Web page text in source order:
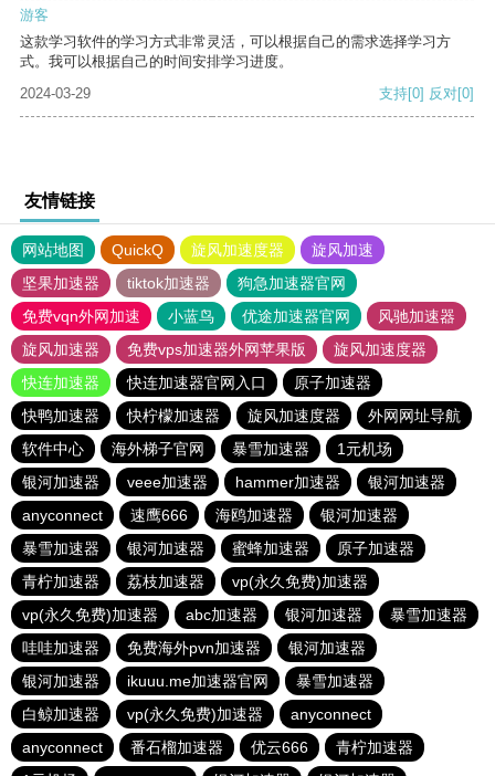
游客
这款学习软件的学习方式非常灵活，可以根据自己的需求选择学习方
式。我可以根据自己的时间安排学习进度。
2024-03-29
支持[0] 反对[0]
友情链接
网站地图 QuickQ 旋风加速度器
旋风加速
坚果加速器
tiktok加速器
狗急加速器官网
免费vqn外网加速
小蓝鸟 优途加速器官网
风驰加速器
旋风加速器
免费vps加速器外网苹果版
旋风加速度器
快连加速器
快连加速器官网入口
原子加速器
快鸭加速器
快柠檬加速器 旋风加速度器
外网网址导航
软件中心
海外梯子官网 暴雪加速器
1元机场
银河加速器
veee加速器 hammer加速器
银河加速器
anyconnect
速鹰666 海鸥加速器
银河加速器
暴雪加速器
银河加速器 蜜蜂加速器
原子加速器
青柠加速器
荔枝加速器
vp(永久免费)加速器
vp(永久免费)加速器
abc加速器 银河加速器
暴雪加速器
哇哇加速器
免费海外pvn加速器
银河加速器
银河加速器
ikuuu.me加速器官网
暴雪加速器
白鲸加速器
vp(永久免费)加速器
anyconnect
anyconnect
番石榴加速器 优云666
青柠加速器